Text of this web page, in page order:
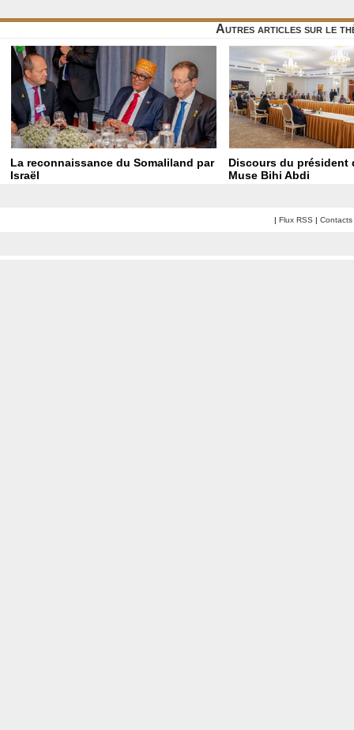
Autres articles sur le
La reconnaissance du Somaliland par
Israël
Discours du président
Muse Bihi Abdi
| Flux RSS | Contacts